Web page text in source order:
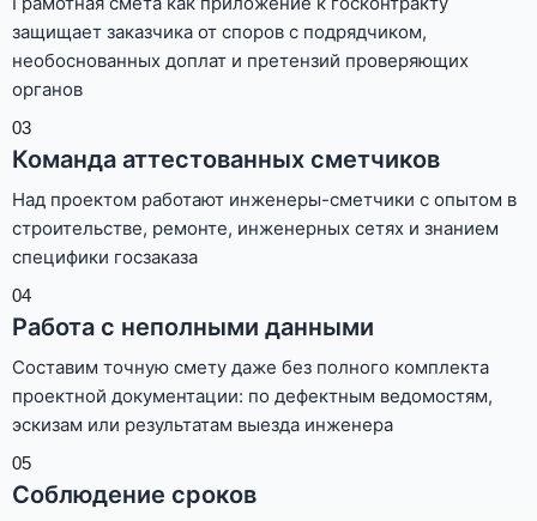
защищает заказчика от споров с подрядчиком,
необоснованных доплат и претензий проверяющих
органов
03
Команда аттестованных сметчиков
Над проектом работают инженеры-сметчики с опытом в
строительстве, ремонте, инженерных сетях и знанием
специфики госзаказа
04
Работа с неполными данными
Составим точную смету даже без полного комплекта
проектной документации: по дефектным ведомостям,
эскизам или результатам выезда инженера
05
Соблюдение сроков